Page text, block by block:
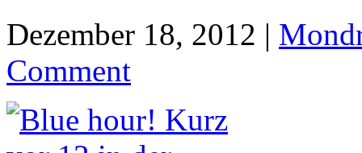
Dezember 18, 2012 |
Comment